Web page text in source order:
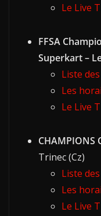
Le Live
FFSA
Superkart –
Liste
Les
Le Live
CHAMPIONS
Trinec (Cz)
Liste
Les
Le Live